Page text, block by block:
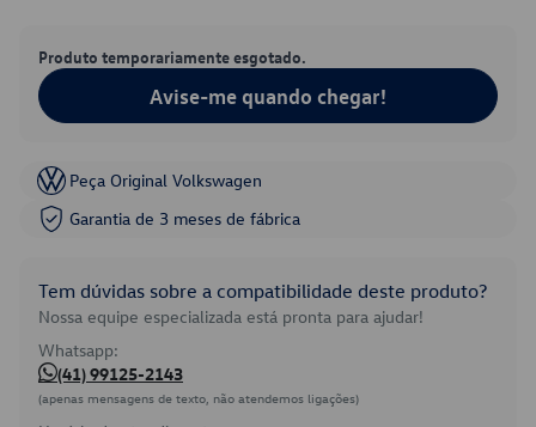
Produto temporariamente esgotado.
Avise-me quando chegar!
Peça Original Volkswagen
Garantia de 3 meses de fábrica
Tem dúvidas sobre a compatibilidade deste produto?
Nossa equipe especializada está pronta para ajudar!
Whatsapp:
(41) 99125-2143
(apenas mensagens de texto, não atendemos ligações)